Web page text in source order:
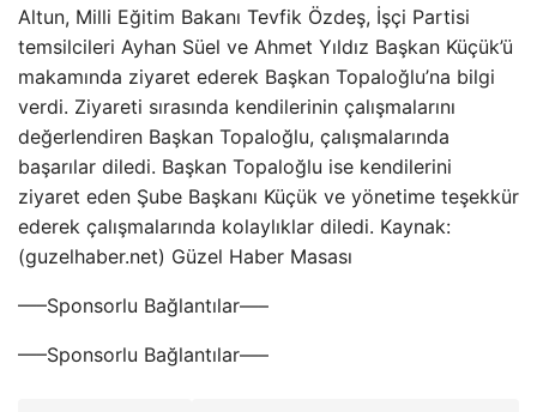
Altun, Milli Eğitim Bakanı Tevfik Özdeş, İşçi Partisi
temsilcileri Ayhan Süel ve Ahmet Yıldız Başkan Küçük’ü
makamında ziyaret ederek Başkan Topaloğlu’na bilgi
verdi. Ziyareti sırasında kendilerinin çalışmalarını
değerlendiren Başkan Topaloğlu, çalışmalarında
başarılar diledi. Başkan Topaloğlu ise kendilerini
ziyaret eden Şube Başkanı Küçük ve yönetime teşekkür
ederek çalışmalarında kolaylıklar diledi. Kaynak:
(guzelhaber.net) Güzel Haber Masası
—–Sponsorlu Bağlantılar—–
—–Sponsorlu Bağlantılar—–